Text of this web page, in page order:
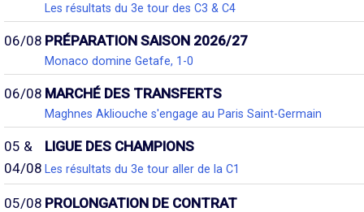
Les résultats du 3e tour des C3 & C4
06/08 PRÉPARATION SAISON 2026/27
Monaco domine Getafe, 1-0
06/08 MARCHÉ DES TRANSFERTS
Maghnes Akliouche s'engage au Paris Saint-Germain
05 &
04/08
LIGUE DES CHAMPIONS
Les résultats du 3e tour aller de la C1
05/08 PROLONGATION DE CONTRAT